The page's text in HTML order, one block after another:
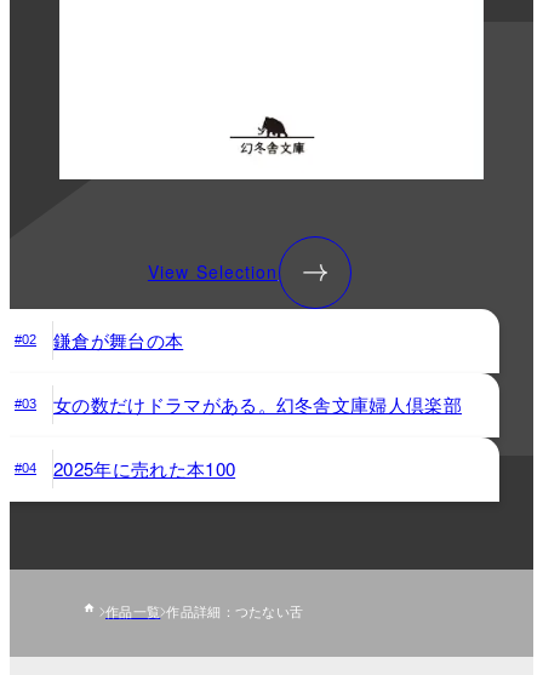
View Selection
#02 鎌倉が舞台の本
#03 女の数だけドラマがある。幻冬舎文庫婦人倶楽部
#04 2025年に売れた本100
作品一覧 作品詳細：つたない舌